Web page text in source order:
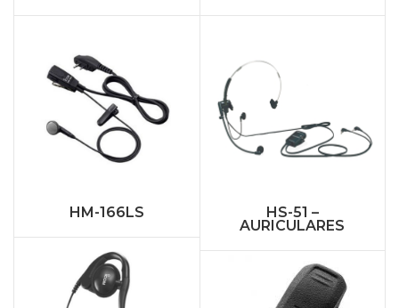
HM-166LS HS-51 –
AURICULARES